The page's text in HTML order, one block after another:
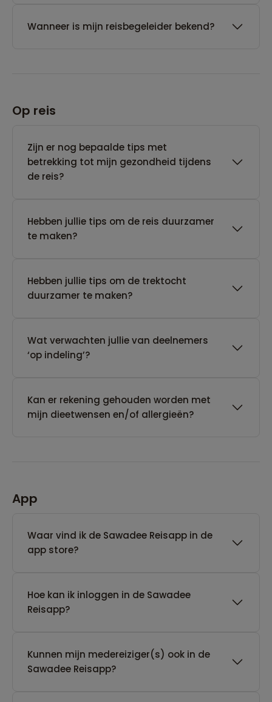
Wanneer is mijn reisbegeleider bekend?
Op reis
Zijn er nog bepaalde tips met
betrekking tot mijn gezondheid tijdens
de reis?
Hebben jullie tips om de reis duurzamer
te maken?
Hebben jullie tips om de trektocht
duurzamer te maken?
Wat verwachten jullie van deelnemers
‘op indeling’?
Kan er rekening gehouden worden met
mijn dieetwensen en/of allergieën?
App
Waar vind ik de Sawadee Reisapp in de
app store?
Hoe kan ik inloggen in de Sawadee
Reisapp?
Kunnen mijn medereiziger(s) ook in de
Sawadee Reisapp?